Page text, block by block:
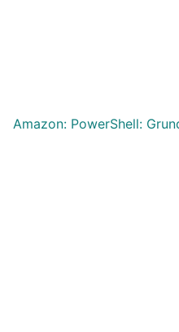
Amazon: PowerShell: